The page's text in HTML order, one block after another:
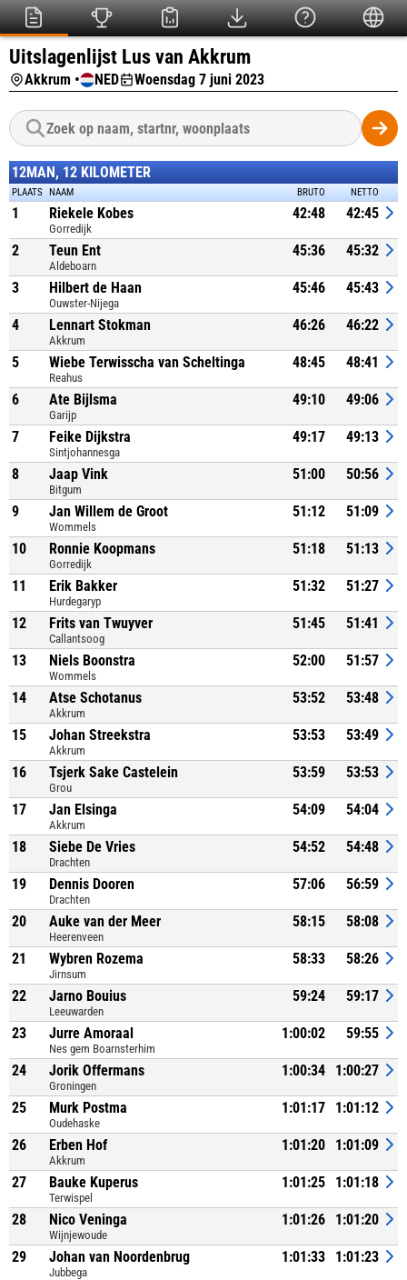
Uitslagenlijst Lus van Akkrum
Akkrum • NED Woensdag 7 juni 2023
12MAN, 12 KILOMETER
PLAATS NAAM BRUTO NETTO
1 Riekele Kobes
Gorredijk
42:48 42:45
2 Teun Ent
Aldeboarn
45:36 45:32
3 Hilbert de Haan
Ouwster-Nijega
45:46 45:43
4 Lennart Stokman
Akkrum
46:26 46:22
5 Wiebe Terwisscha van Scheltinga
Reahus
48:45 48:41
6 Ate Bijlsma
Garijp
49:10 49:06
7 Feike Dijkstra
Sintjohannesga
49:17 49:13
8 Jaap Vink
Bitgum
51:00 50:56
9 Jan Willem de Groot
Wommels
51:12 51:09
10 Ronnie Koopmans
Gorredijk
51:18 51:13
11 Erik Bakker
Hurdegaryp
51:32 51:27
12 Frits van Twuyver
Callantsoog
51:45 51:41
13 Niels Boonstra
Wommels
52:00 51:57
14 Atse Schotanus
Akkrum
53:52 53:48
15 Johan Streekstra
Akkrum
53:53 53:49
16 Tsjerk Sake Castelein
Grou
53:59 53:53
17 Jan Elsinga
Akkrum
54:09 54:04
18 Siebe De Vries
Drachten
54:52 54:48
19 Dennis Dooren
Drachten
57:06 56:59
20 Auke van der Meer
Heerenveen
58:15 58:08
21 Wybren Rozema
Jirnsum
58:33 58:26
22 Jarno Bouius
Leeuwarden
59:24 59:17
23 Jurre Amoraal
Nes gem Boarnsterhim
1:00:02 59:55
24 Jorik Offermans
Groningen
1:00:34 1:00:27
25 Murk Postma
Oudehaske
1:01:17 1:01:12
26 Erben Hof
Akkrum
1:01:20 1:01:09
27 Bauke Kuperus
Terwispel
1:01:25 1:01:18
28 Nico Veninga
Wijnjewoude
1:01:26 1:01:20
29 Johan van Noordenbrug
Jubbega
1:01:33 1:01:23